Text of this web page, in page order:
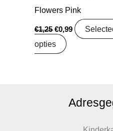
Flowers Pink
€1,25 €0,99
opties